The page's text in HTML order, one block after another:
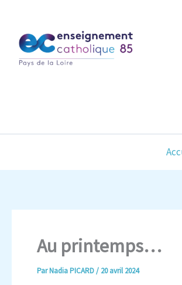
contenu
Au printemps…
ParNadia PICARD/ 20 avril 2024